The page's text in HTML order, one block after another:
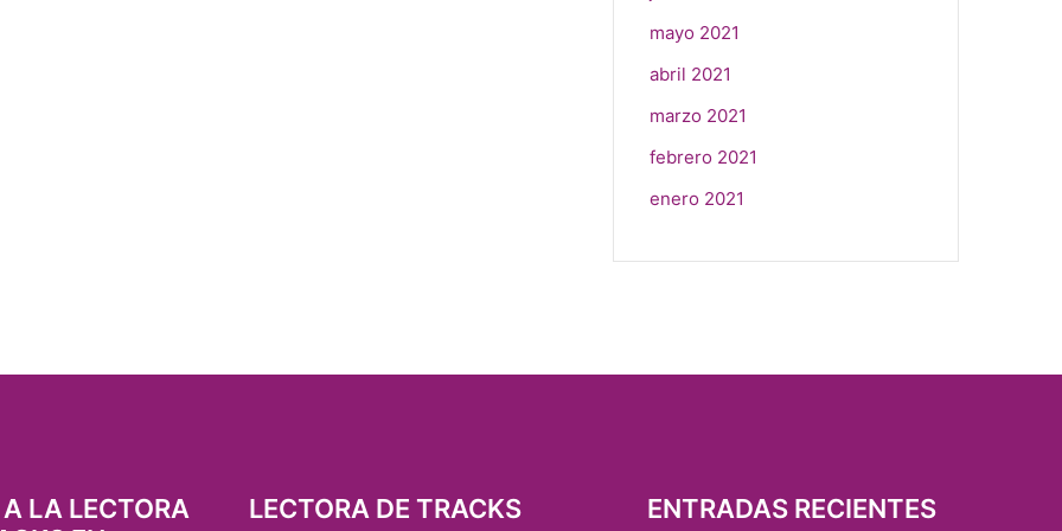
mayo 2021
abril 2021
marzo 2021
febrero 2021
enero 2021
LA LECTORA
LECTORA DE TRACKS ENTRADAS RECIENTES